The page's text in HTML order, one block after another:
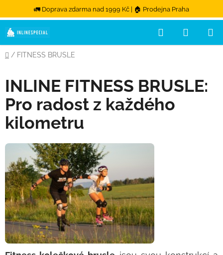
🚛 Doprava zdarma nad 1999 Kč | 🏠 Prodejna Praha
Hledat
Domů
/ FITNESS BRUSLE
INLINE FITNESS BRUSLE:
Pro radost z každého
kilometru